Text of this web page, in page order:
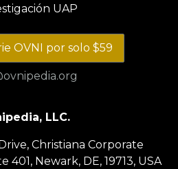
UAP
OVNI por solo $59
LLC.
Christiana Corporate
401, Newark, DE, 19713, USA